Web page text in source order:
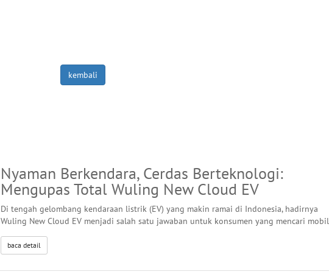
kembali
Nyaman Berkendara, Cerdas Berteknologi:
Mengupas Total Wuling New Cloud EV
Di tengah gelombang kendaraan listrik (EV) yang makin ramai di Indonesia, hadirnya
Wuling New Cloud EV menjadi salah satu jawaban untuk konsumen yang mencari mobil
baca detail